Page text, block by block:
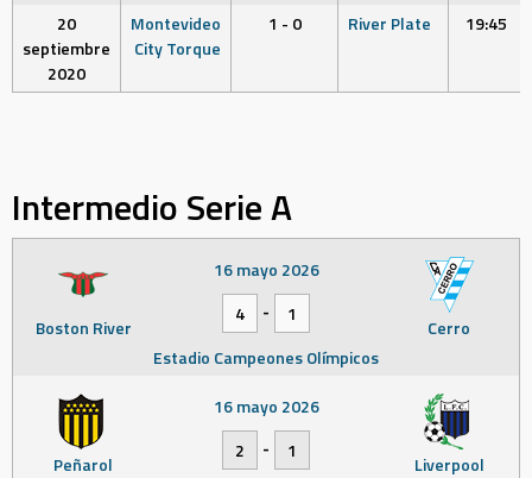
20
septiembre
2020
Montevideo
City Torque
1 - 0 River Plate 19:45
Intermedio Serie A
Boston River Cerro
16 mayo 2026
4
-
1
Estadio Campeones Olímpicos
Peñarol Liverpool
16 mayo 2026
2
-
1